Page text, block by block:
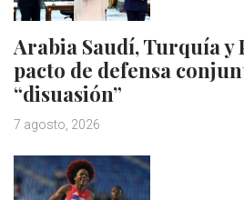
Arabia Saudí, Turquía
pacto de defensa
“disuasión”
7 agosto, 2026